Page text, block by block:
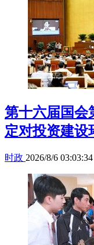
第十六届国会
定对投资建设
时政 2026/8/6 03:03:34